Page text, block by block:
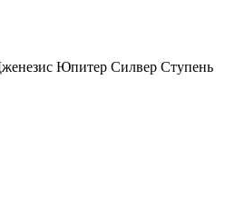
Юпитер Силвер Ступень